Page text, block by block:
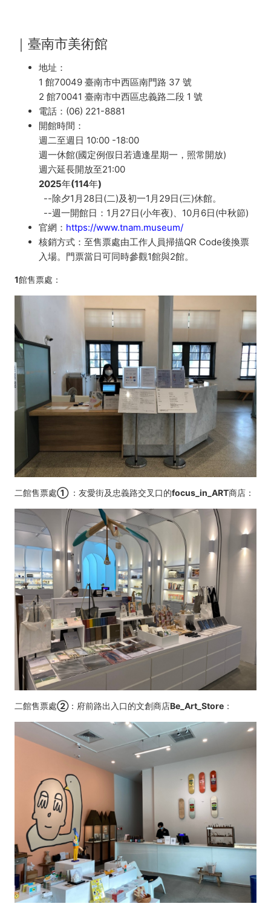
｜臺南市美術館
地址：
1 館70049 臺南市中西區南門路 37 號
2 館70041 臺南市中西區忠義路二段 1 號
電話：(06) 221-8881
開館時間：
週二至週日 10:00 -18:00
週一休館(國定例假日若適逢星期一，照常開放)
週六延長開放至21:00
2025年(114年)
--除夕1月28日(二)及初一1月29日(三)休館。
--週一開館日：1月27日(小年夜)、10月6日(中秋節)
官網： https://www.tnam.museum/
核銷方式：至售票處由工作人員掃描QR Code後換票
入場。門票當日可同時參觀1館與2館。
1館售票處：
二館售票處①：友愛街及忠義路交叉口的focus_in_ART商店：
二館售票處②：府前路出入口的文創商店Be_Art_Store：